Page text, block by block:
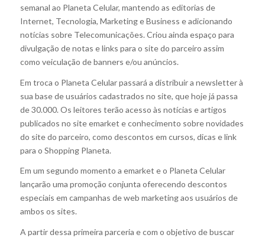
semanal ao Planeta Celular, mantendo as editorias de
Internet, Tecnologia, Marketing e Business e adicionando
notícias sobre Telecomunicações. Criou ainda espaço para
divulgação de notas e links para o site do parceiro assim
como veiculação de banners e/ou anúncios.
Em troca o Planeta Celular passará a distribuir a newsletter à
sua base de usuários cadastrados no site, que hoje já passa
de 30.000. Os leitores terão acesso às notícias e artigos
publicados no site emarket e conhecimento sobre novidades
do site do parceiro, como descontos em cursos, dicas e link
para o Shopping Planeta.
Em um segundo momento a emarket e o Planeta Celular
lançarão uma promoção conjunta oferecendo descontos
especiais em campanhas de web marketing aos usuários de
ambos os sites.
A partir dessa primeira parceria e com o objetivo de buscar